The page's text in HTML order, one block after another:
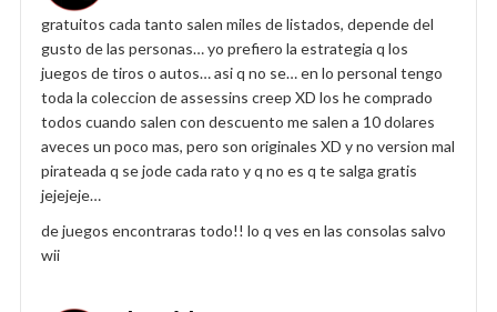
gratuitos cada tanto salen miles de listados, depende del
gusto de las personas… yo prefiero la estrategia q los
juegos de tiros o autos… asi q no se… en lo personal tengo
toda la coleccion de assessins creep XD los he comprado
todos cuando salen con descuento me salen a 10 dolares
aveces un poco mas, pero son originales XD y no version mal
pirateada q se jode cada rato y q no es q te salga gratis
jejejeje…
de juegos encontraras todo!! lo q ves en las consolas salvo
wii